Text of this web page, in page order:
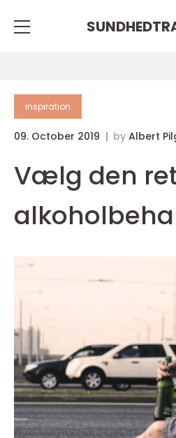
inspiration
09. October 2019 by Albert
Vælg den